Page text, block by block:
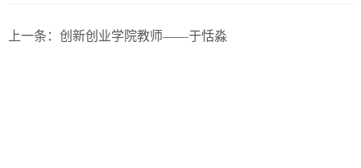
上一条： 创新创业学院教师——于恬淼